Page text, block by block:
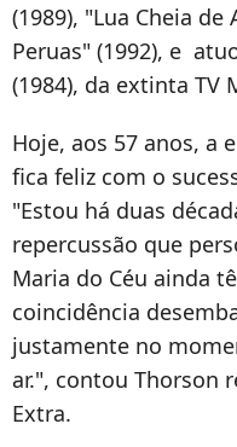
(1989), "Lua Cheia
Peruas" (1992), e
(1984), da extinta TV
Hoje, aos 57 anos, a
fica feliz com o
"Estou há duas
repercussão que
Maria do Céu ainda
coincidência
justamente no
ar.", contou Thorson
Extra.